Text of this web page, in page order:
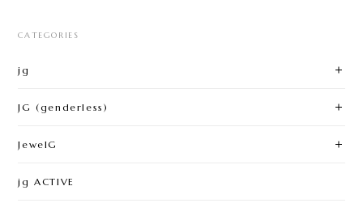
CATEGORIES
jg
JG (genderless)
JewelG
jg ACTIVE